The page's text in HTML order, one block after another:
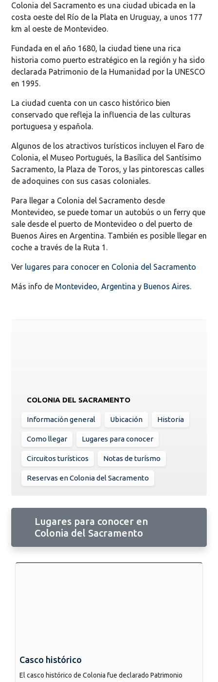
Colonia del Sacramento es una ciudad ubicada en la
costa oeste del Río de la Plata en Uruguay, a unos 177
km al oeste de Montevideo.
Fundada en el año 1680, la ciudad tiene una rica
historia como puerto estratégico en la región y ha sido
declarada Patrimonio de la Humanidad por la UNESCO
en 1995.
La ciudad cuenta con un casco histórico bien
conservado que refleja la influencia de las culturas
portuguesa y española.
Algunos de los atractivos turísticos incluyen el Faro de
Colonia, el Museo Portugués, la Basílica del Santísimo
Sacramento, la Plaza de Toros, y las pintorescas calles
de adoquines con sus casas coloniales.
Para llegar a Colonia del Sacramento desde
Montevideo, se puede tomar un autobús o un ferry que
sale desde el puerto de Montevideo o del puerto de
Buenos Aires en Argentina. También es posible llegar en
coche a través de la Ruta 1.
Ver lugares para conocer en Colonia del Sacramento
Más info de Montevideo, Argentina y Buenos Aires.
COLONIA DEL SACRAMENTO
Información general Ubicación Historia
Como llegar Lugares para conocer
Circuitos turísticos Notas de turísmo
Reservas en Colonia del Sacramento
Lugares para conocer en
Colonia del Sacramento
Casco histórico
El casco histórico de Colonia fue declarado Patrimonio